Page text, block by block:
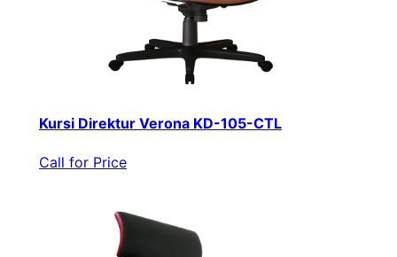
Kursi Direktur Verona KD-105-CTL
Call for Price